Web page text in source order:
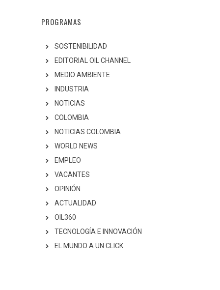
PROGRAMAS
SOSTENIBILIDAD
EDITORIAL OIL CHANNEL
MEDIO AMBIENTE
INDUSTRIA
NOTICIAS
COLOMBIA
NOTICIAS COLOMBIA
WORLD NEWS
EMPLEO
VACANTES
OPINIÓN
ACTUALIDAD
OIL360
TECNOLOGÍA E INNOVACIÓN
EL MUNDO A UN CLICK